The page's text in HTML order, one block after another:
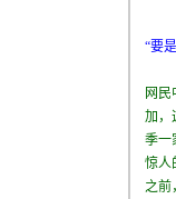
人
“要
中
网民
加，
季一
惊人
之